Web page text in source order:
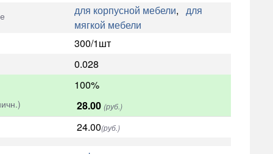
для корпусной мебели, для
мягкой мебели
300/1шт
0.028
100%
28.00 (руб.)
24.00(руб.)